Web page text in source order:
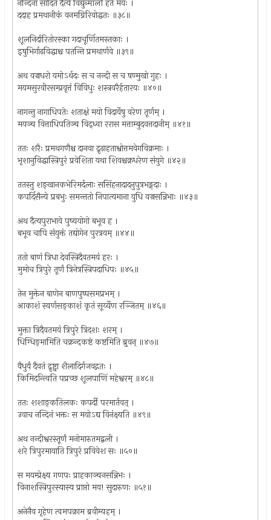
नन्दिना सादिते दैत्ये विद्युन्मालौ हते मयः ।
ददाह प्रमथानीकं वनमग्निरिवोद्धतः ॥३८॥
शूलनिर्दारितोरस्का गदाचूर्णितमस्तकाः ।
इषुभिर्गाढ़विद्धाश्च पतन्ति प्रमथार्णवे ॥३९॥
अथ वज्रधरो यमोऽर्थदः स च नन्दी स च षण्मुखो गुहः ।
मयमसुरवीरसम्प्रवृत्तं विविधुः शस्त्रवरैर्हतारयः ॥४०॥
नागन्तु नागाधिपतेः शताक्षं मयो विदार्येषु वरेण तूर्णम् ।
मयञ्च वित्ताधिपतिञ्च विद्‌ध्वा ररास मत्ताम्बुदवत्तदानीम् ॥४१॥
ततः शरैः प्रमथगणैश्च दानवा द्रृढ़ाहताश्वोत्तमवेगविक्रमाः ।
भृशानुविद्धास्त्रिपुरं प्रवेशिता यथा शिवश्चक्रधरेण संयुगे ॥४२॥
ततस्तु शङ्खानकभेरिमर्दलाः ससिंहनादादनुपुत्रभङ्गदाः ।
कपर्दिसैन्ये प्रबभुः समन्ततो निपात्यमाना युधि वज्रसन्निभाः ॥४३॥
अथ दैत्यपुराभावे पुष्ययोगो बभूव ह ।
बभूव चापि संयुक्तं तद्योगेन पुरत्रयम् ॥४४॥
ततो बाणं त्रिधा देवस्त्रिदैवतमयं हरः ।
मुमोच त्रिपुरे तूर्णं त्रिनेत्रस्त्रिपदाधिपः ॥४५॥
तेन मुक्तेन बाणेन बाणपुष्पसमप्रभम् ।
आकाशं स्वर्णसङ्काशं कृतं सूर्य्येण रञ्जितम् ॥४६॥
मुक्ता त्रिदैवतमयं त्रिपुरे त्रिदशः शरम् ।
धिग्धिङ्‌मामिति चक्रन्दकष्टं कष्टमिति ब्रुवन् ॥४७॥
वैधुर्यं दैवतं द्रृष्ट्वा शैलादिर्गजवद्गतः ।
किमिदन्त्विति पप्रच्छ शूलपाणिं महेश्वरम् ॥४८॥
ततः शशाङ्कतिलकः कपर्दी परमार्तवत् ।
उवाच नन्दिनं भक्तः स मयोऽद्य विनंक्ष्यति ॥४९॥
अथ नन्दीश्वरस्तूर्णं मनोमारुतमद्बली ।
शरे त्रिपुरमायाति त्रिपुरं प्रविवेश सः ॥५०॥
स मयम्प्रेक्ष्य गणपः प्राहकाञ्चनसन्निभः ।
विनाशस्त्रिपुरस्यास्य प्राप्तो मय! सुदारुणः ॥५१॥
अनेनैव गृहेण त्वमपक्राम ब्रवीम्यहम् ।